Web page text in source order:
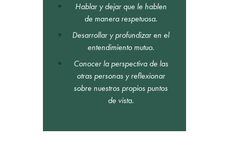
Hablar y dejar que le hablen
de manera respetuosa.
Desarrollar y profundizar en el
entendimiento mutuo.
Conocer la perspectiva de las
otras personas y reflexionar
sobre nuestros propios puntos
de vista.